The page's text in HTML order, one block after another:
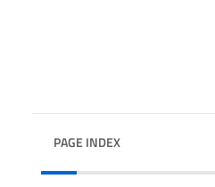
PAGE INDEX